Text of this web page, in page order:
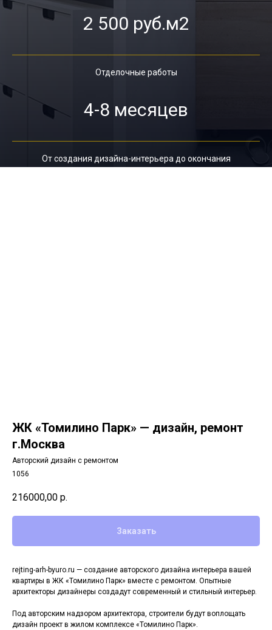
2 500 руб.м2
Отделочные работы
4-8 месяцев
От создания дизайна-интерьера до окончания
ЖК «Томилино Парк» — дизайн, ремонт
г.Москва
Авторский дизайн с ремонтом
1056
216000,00 р.
Заказать
rejting-arh-byuro.ru — создание авторского дизайна интерьера вашей
квартиры в ЖК «Томилино Парк» вместе с ремонтом. Опытные
архитекторы дизайнеры создадут современный и стильный интерьер.
Под авторским надзором архитектора, строители будут воплощать
дизайн проект в жилом комплексе «Томилино Парк».